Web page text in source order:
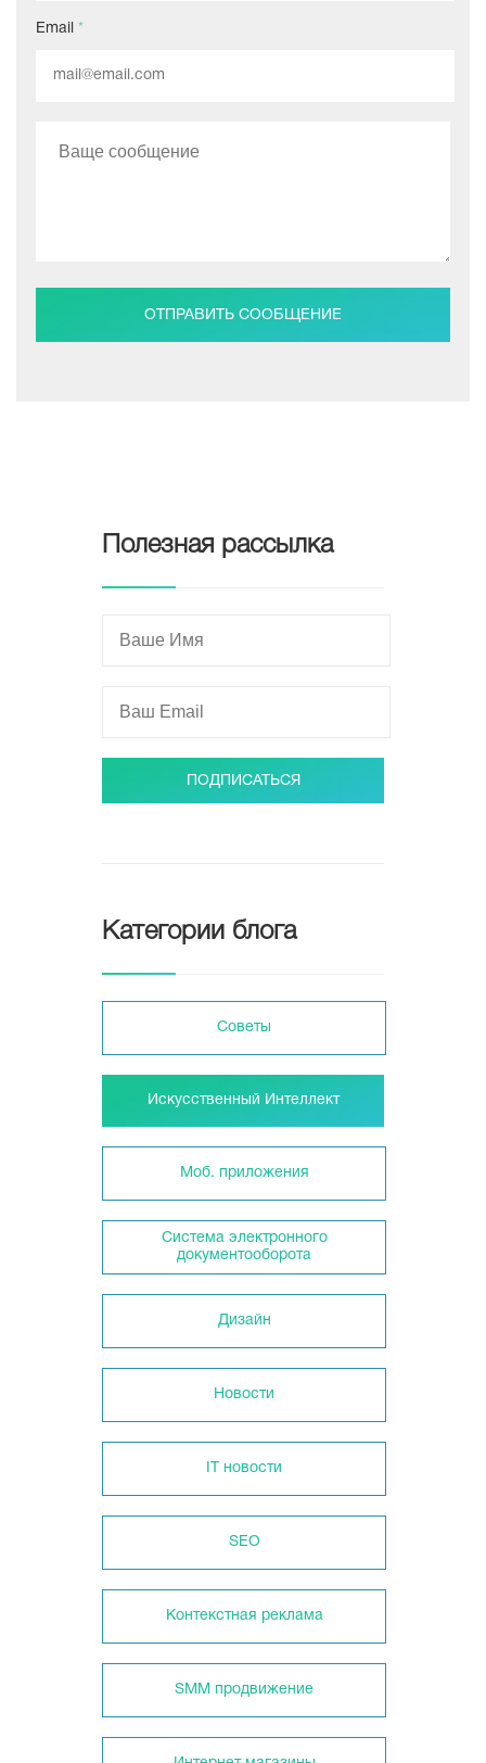
Email *
ОТПРАВИТЬ СООБЩЕНИЕ
Полезная рассылка
ПОДПИСАТЬСЯ
Категории блога
Советы
Искусственный Интеллект
Моб. приложения
Система электронного
документооборота
Дизайн
Новости
IT новости
SEO
Контекстная реклама
SMM продвижение